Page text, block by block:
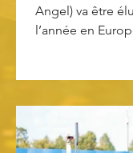
Angel) va être
l’année en